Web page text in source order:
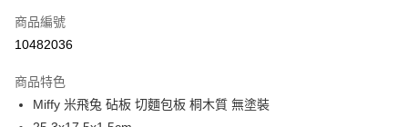
信用卡分期付款
合作金庫商業銀行
華南商業銀行
彰化商業銀行
超商取貨付款
商品編號
10482036
商品特色
Miffy 米飛兔 砧板 切麵包板 桐木質 無塗裝